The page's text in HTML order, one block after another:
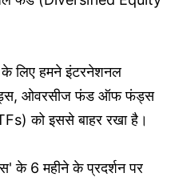
लिए हमने इंटरनेशनल
ओवरसीज फंड ऑफ फंड्स
को इससे बाहर रखा है।
के 6 महीने के प्रदर्शन पर